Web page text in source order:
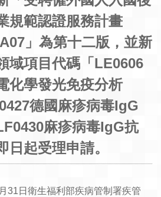
規範認證服務計畫
」為第十二版，並新
域項目代碼「LE0606
化學發光免疫分析
德國麻疹病毒IgG
麻疹病毒IgG抗
日起受理申請。
31日衛生福利部疾病管制署疾管